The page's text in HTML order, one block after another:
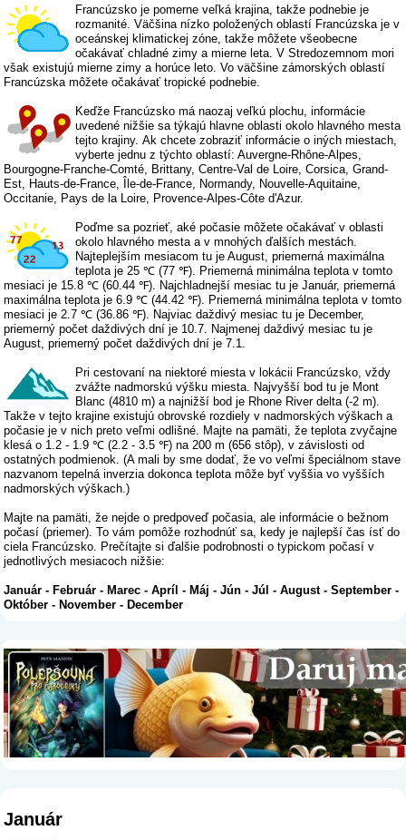
Francúzsko je pomerne veľká krajina, takže podnebie je
rozmanité. Väčšina nízko položených oblastí Francúzska je v
oceánskej klimatickej zóne, takže môžete všeobecne
očakávať chladné zimy a mierne leta. V Stredozemnom mori
však existujú mierne zimy a horúce leto. Vo väčšine zámorských oblastí
Francúzska môžete očakávať tropické podnebie.
Keďže Francúzsko má naozaj veľkú plochu, informácie
uvedené nižšie sa týkajú hlavne oblasti okolo hlavného mesta
tejto krajiny. Ak chcete zobraziť informácie o iných miestach,
vyberte jednu z týchto oblastí:Auvergne-Rhône-Alpes
Bourgogne-Franche-Comté Brittany,Centre-Val de Loire ,Corsica ,Grand-
Est Hauts-de-France Île-de-France Normandy, Nouvelle-Aquitaine
Occitanie Pays de la Loire Provence-Alpes-Côte d'Azur.
Poďme sa pozrieť, aké počasie môžete očakávať v oblasti
okolo hlavného mesta a v mnohých ďalších mestách.
Najteplejším mesiacom tu je August, priemerná maximálna
teplota je 25 ℃ (77 ℉). Priemerná minimálna teplota v tomto
mesiaci je 15.8 ℃ (60.44 ℉). Najchladnejší mesiac tu je Január, priemerná
maximálna teplota je 6.9 ℃ (44.42 ℉). Priemerná minimálna teplota v tomto
mesiaci je 2.7 ℃ (36.86 ℉). Najviac daždivý mesiac tu je December,
priemerný počet daždivých dní je 10.7. Najmenej daždivý mesiac tu je
August, priemerný počet daždivých dní je 7.1.
Pri cestovaní na niektoré miesta v lokácii Francúzsko, vždy
zvážte nadmorskú výšku miesta. Najvyšší bod tu je Mont
Blanc (4810 m) a najnižší bod je Rhone River delta (-2 m).
Takže v tejto krajine existujú obrovské rozdiely v nadmorských výškach a
počasie je v nich preto veľmi odlišné. Majte na pamäti, že teplota zvyčajne
klesá o 1.2 - 1.9 ℃ (2.2 - 3.5 ℉) na 200 m (656 stôp), v závislosti od
ostatných podmienok. (A mali by sme dodať, že vo veľmi špeciálnom stave
nazvanom tepelná inverzia dokonca teplota môže byť vyššia vo vyšších
nadmorských výškach.)
Majte na pamäti, že nejde o predpoveď počasia, ale informácie o bežnom
počasí (priemer). To vám pomôže rozhodnúť sa, kedy je najlepší čas ísť do
ciela Francúzsko. Prečítajte si ďalšie podrobnosti o typickom počasí v
jednotlivých mesiacoch nižšie:
Január -Február -Marec -Apríl -Máj -Jún -Júl -August-September -
Október -November -December
Január